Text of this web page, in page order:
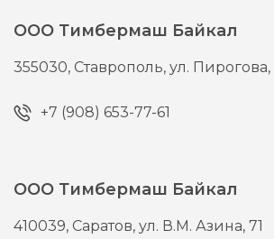
ООО Тимбермаш Байкал
355030, Ставрополь,ул. Пирогова,
+7 (908) 653-77-61
ООО Тимбермаш Байкал
410039, Саратов,ул. В.М. Азина, 71